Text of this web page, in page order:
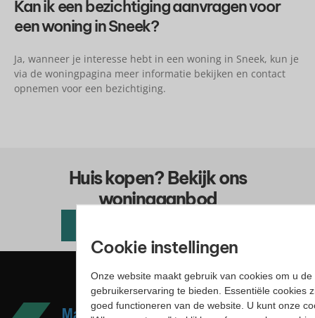
Kan ik een bezichtiging aanvragen voor
een woning in Sneek?
Ja, wanneer je interesse hebt in een woning in Sneek, kun je
via de woningpagina meer informatie bekijken en contact
opnemen voor een bezichtiging.
Huis kopen? Bekijk ons
woningaanbod
Cookie instellingen
Onze website maakt gebruik van cookies om u
gebruikerservaring te bieden. Essentiële cookies
goed functioneren van de website. U kunt onze